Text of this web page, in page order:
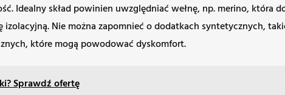
Idealny skład powinien uwzględniać wełnę, np. merino, która
Nie można zapomnieć o dodatkach syntetycznych,
które mogą powodować dyskomfort.
Sprawdź ofertę